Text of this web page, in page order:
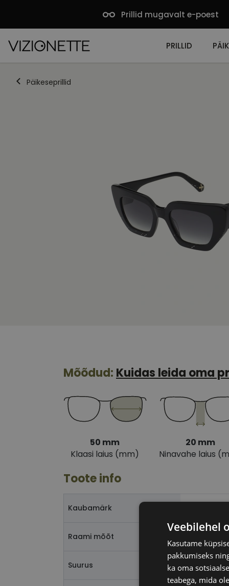
Prillid mugavalt e-poest
PRILLID
Päikeseprillid
Mõõdud: Kuidas leida oma
50 mm
Klaasi laius (mm)
20 mm
Ninavahe laius
Toote info
Kaubamärk
Raami mõõt
Suurus M
Veebilehel
Kasutame
pakkumiseks
ka oma
teabega, mida